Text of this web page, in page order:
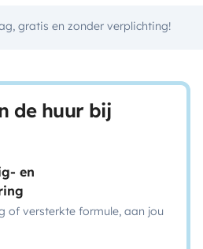
gratis en zonder verplichting!
de huur bij
en
of versterkte formule, aan jou